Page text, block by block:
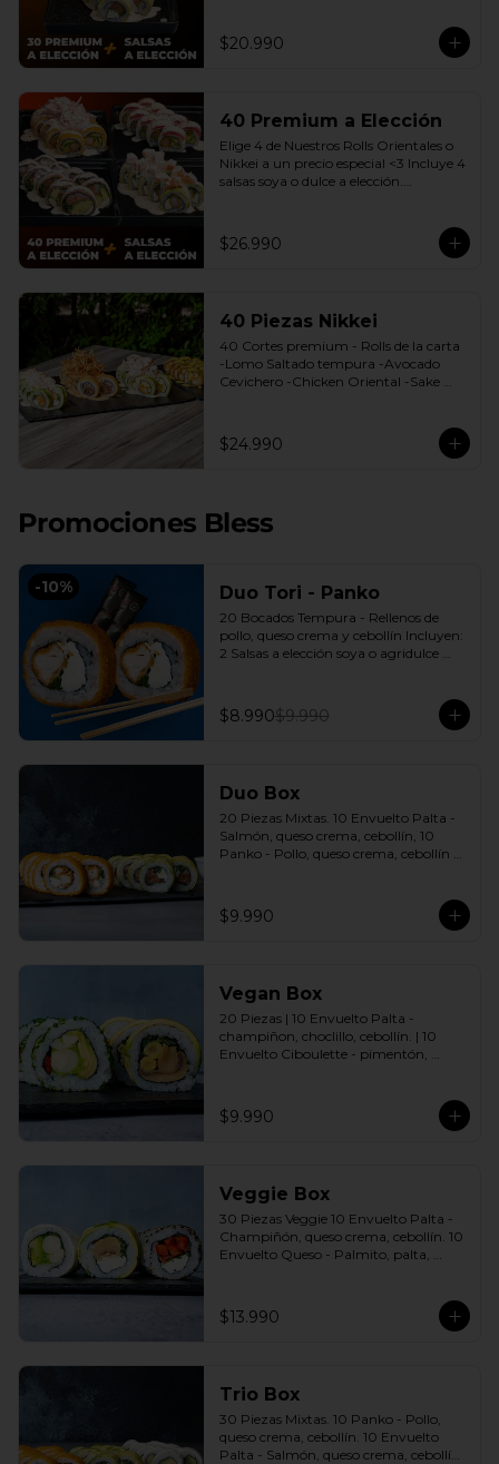
$20.990
40 Premium a Elección
Elige 4 de Nuestros Rolls Orientales o
Nikkei a un precio especial <3 Incluye 4
salsas soya o dulce a elección.
$26.990
40 Piezas Nikkei
40 Cortes premium - Rolls de la carta
-Lomo Saltado tempura -Avocado
Cevichero -Chicken Oriental -Sake
$24.990
Promociones Bless
-10% Duo Tori - Panko
20 Bocados Tempura - Rellenos de
pollo, queso crema y cebollín Incluyen:
2 Salsas a elección soya o agridulce
$8.990$9.990
Duo Box
20 Piezas Mixtas. 10 Envuelto Palta -
Salmón, queso crema, cebollín, 10
Panko - Pollo, queso crema, cebollín
$9.990
Vegan Box
20 Piezas | 10 Envuelto Palta -
champiñon, choclillo, cebollín. | 10
Envuelto Ciboulette - pimentón,
palitos
$9.990
Veggie Box
30 Piezas Veggie 10 Envuelto Palta -
Champiñón, queso crema, cebollín. 10
Envuelto Queso - Palmito, palta,
Incluye: 3 Salsas a elección soya o
agridulce Bless + 2 palitos
$13.990
Trio Box
30 Piezas Mixtas. 10 Panko - Pollo,
queso crema, cebollín. 10 Envuelto
Palta - Salmón, queso crema, cebollín.